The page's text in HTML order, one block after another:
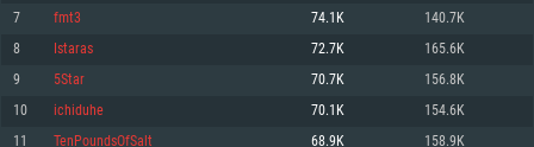
최소사양
운영체제: Windows 10 (64 bit)
프로세서: 2.2 GHz 듀얼코어 이상
메모리: 4GB
최소사양
운영체제: Mac OS Big Sur 11.0
프로세서: 최소 2.2 GHz의 Core i5 (Intel Xeon 은 지원하지 않습니다)
메모리: 6 GB
최소사양
운영체제: 64bit Linux 중 최신 버전
프로세서: 2.4 GHz 듀얼코어
메모리: 4 GB
7 fmt3 74.1K 140.7K
8 Istaras 72.7K 165.6K
9 5Star 70.7K 156.8K
10 ichiduhe 70.1K 154.6K
11 TenPoundsOfSalt 68.9K 158.9K